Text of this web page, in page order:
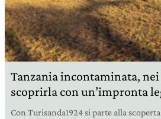
Tanzania incontaminata,
scoprirla con un’impronta
Con Turisanda1924 si parte alla